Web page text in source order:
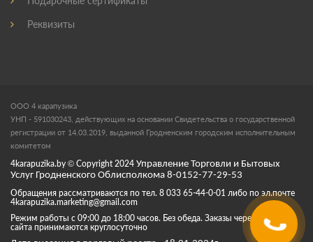
Реквизиты
ООО 4 карапузика
УНП - 591030243, действующих на основании Свидетельства о государственной
регистрации от 14.03.2019, выданной Гродненским городским исполнительным
комитетом
4karapuzika.by © Copyright 2024 Управление Торговли и Бытовых
Услуг Гродненского Облисполкома 8-0152-77-29-53
Обращения рассматриваются по тел. 8 033 65-44-0-01 либо по эл.почте
4karapuzika.marketing@gmail.com
Режим работы с 09:00 до 18:00 часов. Без обеда. Заказы через корзину
сайта принимаются круглосуточно